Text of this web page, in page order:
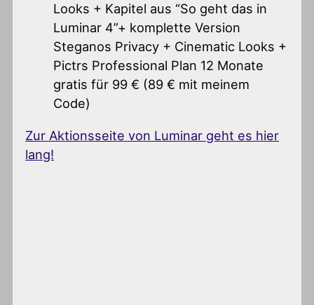
Looks + Kapitel aus “So geht das in
Luminar 4”+ komplette Version
Steganos Privacy + Cinematic Looks +
Pictrs Professional Plan 12 Monate
gratis für 99 € (89 € mit meinem
Code)
Zur Aktionsseite von Luminar geht es hier
lang!